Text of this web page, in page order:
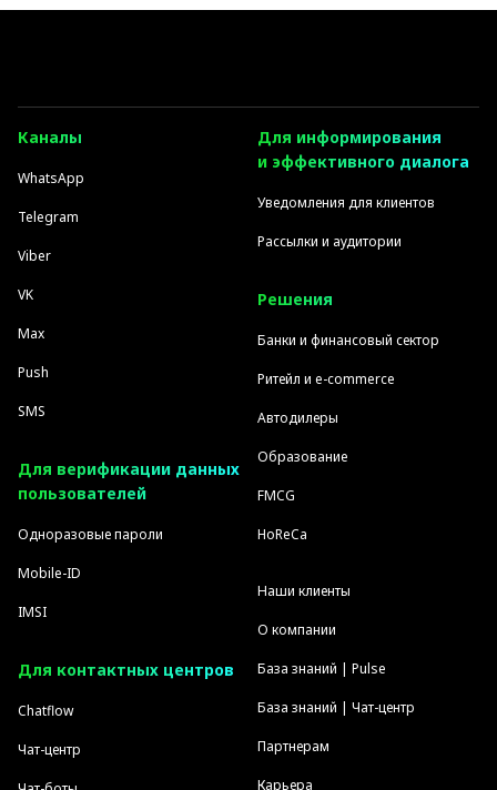
Каналы
WhatsApp
Telegram
Viber
VK
Max
Push
SMS
Для верификации данных
пользователей
Одноразовые пароли
Mobile-ID
IMSI
Для контактных центров
Chatflow
Чат-центр
Для информирования
и эффективного диалога
Уведомления для клиентов
Рассылки и аудитории
Решения
Банки и финансовый сектор
Ритейл и e-commerce
Автодилеры
Образование
FMCG
HoReCa
Наши клиенты
О компании
База знаний | Pulse
База знаний | Чат-центр
Партнерам
Карьера